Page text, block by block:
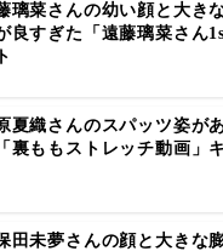
璃菜さんの幼い顔と大き
良すぎた「遠藤璃菜さん
夏織さんのスパッツ姿が
裏ももストレッチ動画」
田未夢さんの顔と大きな